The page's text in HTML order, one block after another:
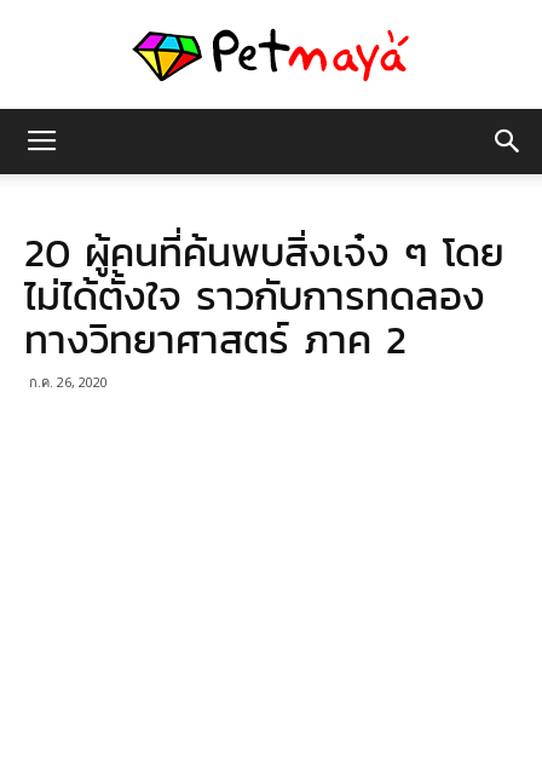
มายา
20 ผู้คนที่ค้นพบสิ่งเจ๋ง ๆ โดย
ไม่ได้ตั้งใจ ราวกับการทดลอง
ทางวิทยาศาสตร์ ภาค 2
ก.ค. 26, 2020